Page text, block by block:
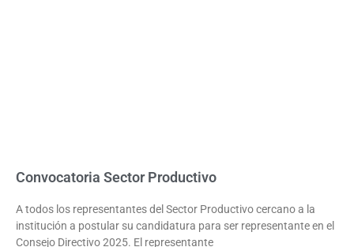
Convocatoria Sector Productivo
A todos los representantes del Sector Productivo cercano a la
institución a postular su candidatura para ser representante en el
Consejo Directivo 2025. El representante